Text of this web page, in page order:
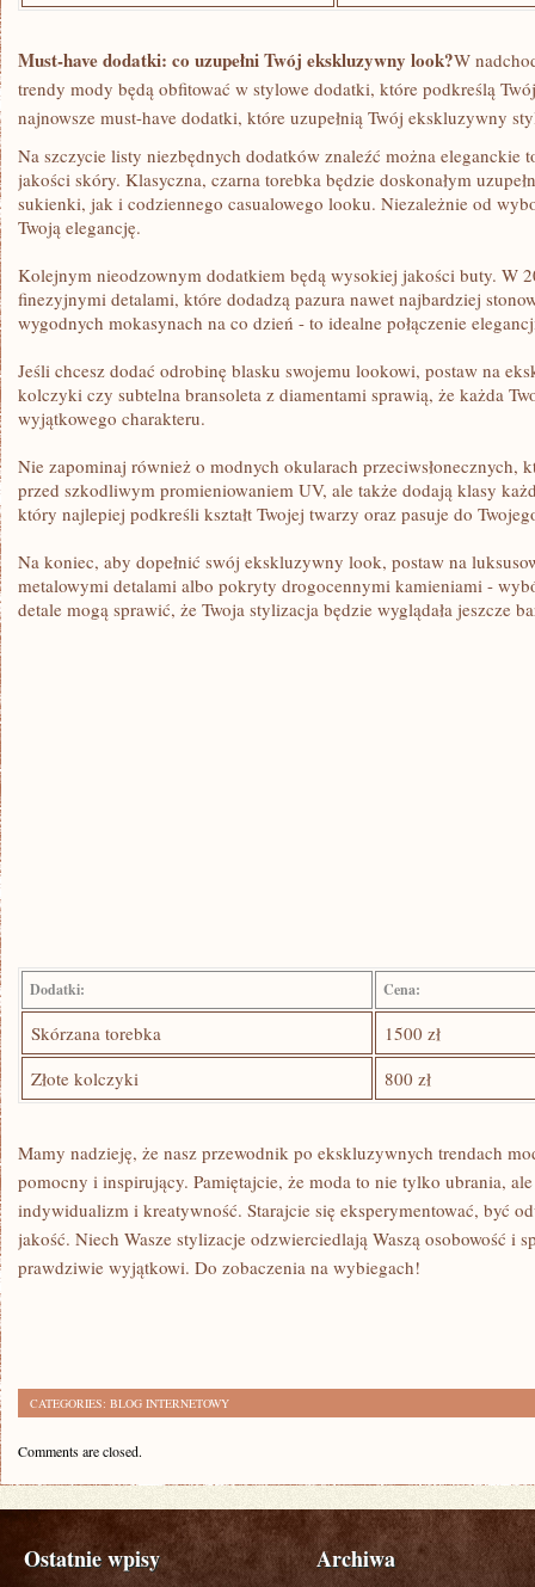
Must-have​ dodatki:⁢ co uzupełni⁤ Twój ekskluzywny look?W
trendy mody będą obfitować w⁤ stylowe dodatki, które podkreślą​
najnowsze⁢ must-have dodatki, które uzupełnią Twój ekskluzywny
Na szczycie listy niezbędnych dodatków znaleźć można eleganckie
jakości skóry.​ Klasyczna, ⁤czarna torebka będzie doskonałym
sukienki, jak i codziennego casualowego ‍looku. ⁣Niezależnie od
‌Twoją elegancję.
Kolejnym ‌nieodzownym dodatkiem​ będą ‍wysokiej jakości buty. ⁣W
finezyjnymi detalami,⁣ które dodadzą pazura ‍nawet najbardziej
⁢wygodnych mokasynach na co dzień ‍- to idealne połączenie‍
Jeśli chcesz⁢ dodać odrobinę blasku swojemu lookowi, postaw na
kolczyki ⁤czy subtelna ‍bransoleta z diamentami⁣ sprawią, że ⁤każda
wyjątkowego charakteru.
Nie zapominaj również o modnych okularach przeciwsłonecznych,
przed szkodliwym promieniowaniem UV, ale także dodają klasy
który najlepiej podkreśli ​kształt‌ Twojej twarzy oraz pasuje do
Na koniec, aby dopełnić swój ekskluzywny look, postaw‍ na
metalowymi detalami albo pokryty drogocennymi kamieniami ⁢-
detale ⁣mogą sprawić, że ⁤Twoja stylizacja będzie wyglądała jeszcze
Dodatki: Cena:
Skórzana torebka
1500‌ zł
Złote kolczyki
800 zł
Mamy‍ nadzieję, że nasz przewodnik po ekskluzywnych trendach‌
pomocny i inspirujący. Pamiętajcie, że moda to nie ⁣tylko ubrania,
indywidualizm i kreatywność. Starajcie​ się eksperymentować, być
jakość. Niech ⁢Wasze stylizacje‌ odzwierciedlają ‌Waszą osobowość i
prawdziwie wyjątkowi. ​Do zobaczenia na‍ wybiegach!
CATEGORIES: BLOG INTERNETOWY
Comments are closed.
Ostatnie wpisy Archiwa